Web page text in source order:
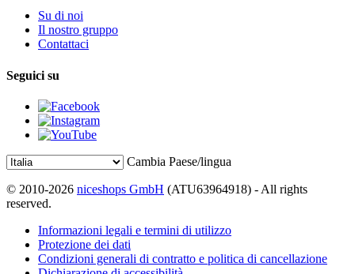
Su di noi
Il nostro gruppo
Contattaci
Seguici su
Cambia Paese/lingua
© 2010-2026 niceshops GmbH (ATU63964918) - All rights
reserved.
Informazioni legali e termini di utilizzo
Protezione dei dati
Condizioni generali di contratto e politica di cancellazione